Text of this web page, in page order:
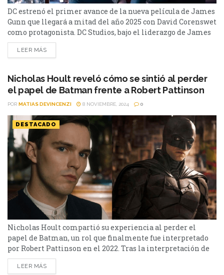
DC estrenó el primer avance de la nueva película de James
Gunn que llegará a mitad del año 2025 con David Corenswet
como protagonista. DC Studios, bajo el liderazgo de James
Gunn y Peter Safran, se prepara para dar un giro radical al
universo cinematográfico con el lanzamiento de
del capítulo uno...
LEER MÁS
Nicholas Hoult reveló cómo se sintió al perder
el papel de Batman frente a Robert Pattinson
POR MATIAS DEVINCENZI 8 NOVIEMBRE, 2024 0
DESTACADO
Nicholas Hoult compartió su experiencia al perder el
papel de Batman, un rol que finalmente fue interpretado
por Robert Pattinson en el 2022. Tras la interpretación de
Ben Affleck, el papel de Batman había quedado vacante.
Fue entonces que, para la película de Matt Reeves, el
LEER MÁS